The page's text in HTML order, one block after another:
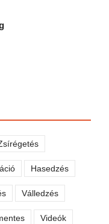
Hasedzés
Válledzés
Videók